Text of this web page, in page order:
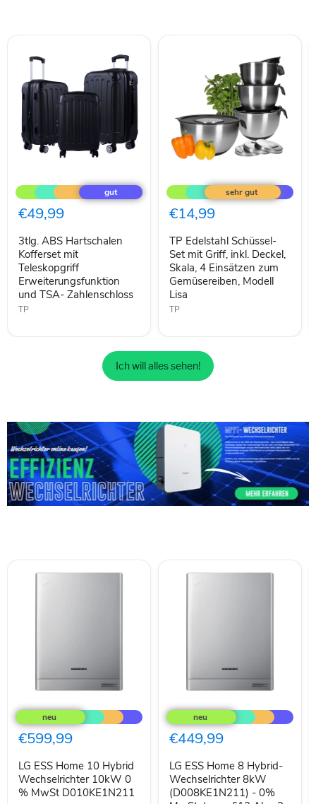
ABS
Hartschalen
Kofferset
mit
Erweiterungsfunktion
und
TSA-
Zahlenschloss
€49,99
3tlg. ABS Hartschalen
Kofferset mit
Teleskopgriff
Erweiterungsfunktion
und TSA- Zahlenschloss
TP
Edelstahl
Schüssel-
Set
mit
inkl.
Deckel,
Skala,
4
Einsätzen
zum
Gemüsereiben,
€14,99
TP Edelstahl Schüssel-
Set mit Griff, inkl. Deckel,
Skala, 4 Einsätzen zum
Gemüsereiben, Modell
Lisa
TP
Ich will alles sehen!
ESS
Home
10
Hybrid
10kW
0
%
€599,99
LG ESS Home 10 Hybrid
Wechselrichter 10kW 0
% MwSt D010KE1N211
ESS
Home
8
Hybrid-
8kW
(D008KE1N211)
€449,99
LG ESS Home 8 Hybrid-
Wechselrichter 8kW
(D008KE1N211) - 0%